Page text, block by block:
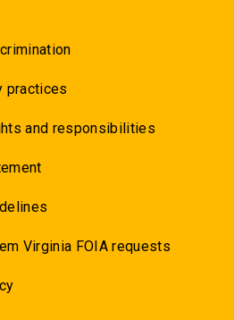
practices
and responsibilities
Virginia FOIA requests